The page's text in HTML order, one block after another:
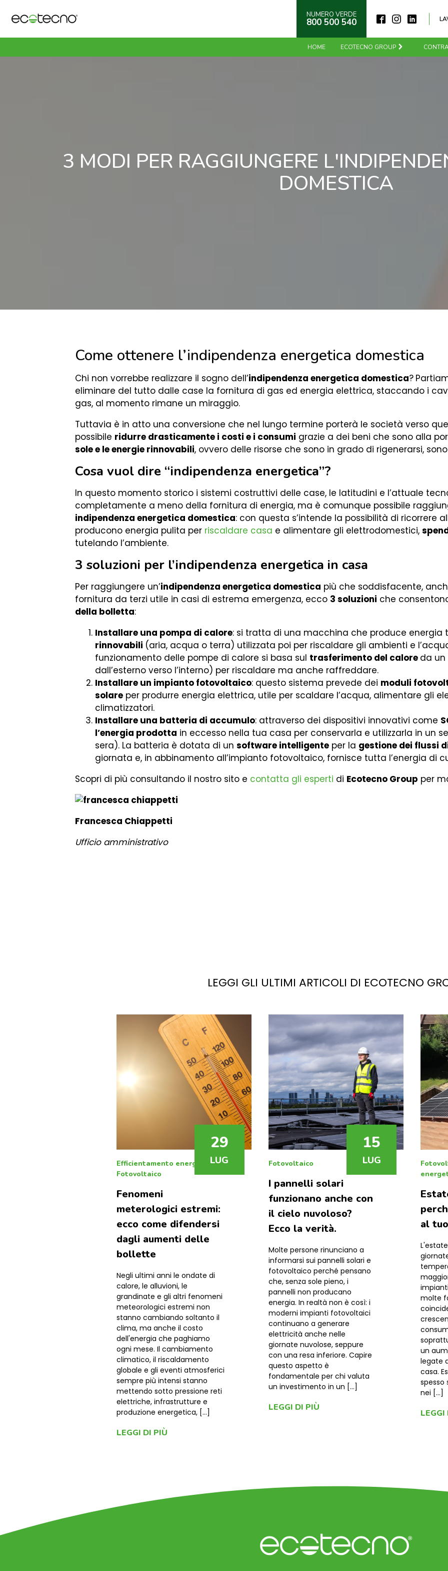
NUMERO VERDE
800 500 540
HOME ECOTECNO GROUP
3 MODI PER RAGGIUNGERE
DOMESTICA
Come ottenere l’indipendenza energetica domestica
Chi non vorrebbe realizzare il sogno dell’indipendenza energetica domestica?
eliminare del tutto dalle case la fornitura di gas ed energia elettrica, staccando i
gas, al momento rimane un miraggio.
Tuttavia è in atto una conversione che nel lungo termine porterà le società verso
possibile ridurre drasticamente i costi e i consumi grazie a dei beni che sono alla
sole e le energie rinnovabili, ovvero delle risorse che sono in grado di rigenerarsi,
Cosa vuol dire “indipendenza energetica”?
In questo momento storico i sistemi costruttivi delle case, le latitudini e l’attuale
completamente a meno della fornitura di energia, ma è comunque possibile
indipendenza energetica domestica: con questa s’intende la possibilità di ricorrere
producono energia pulita per riscaldare casa e alimentare gli elettrodomestici,
tutelando l’ambiente.
3 soluzioni per l’indipendenza energetica in casa
Per raggiungere un’indipendenza energetica domestica più che soddisfacente,
fornitura da terzi utile in casi di estrema emergenza, ecco 3 soluzioni che
della bolletta:
Installare una pompa di calore: si tratta di una macchina che produce energia
rinnovabili (aria, acqua o terra) utilizzata poi per riscaldare gli ambienti e
funzionamento delle pompe di calore si basa sul trasferimento del calore da un
dall’esterno verso l’interno) per riscaldare ma anche raffreddare.
Installare un impianto fotovoltaico: questo sistema prevede dei moduli
solare per produrre energia elettrica, utile per scaldare l’acqua, alimentare gli
climatizzatori.
Installare una batteria di accumulo: attraverso dei dispositivi innovativi come
l’energia prodotta in eccesso nella tua casa per conservarla e utilizzarla in un
sera). La batteria è dotata di unsoftware intelligente per la gestione dei flussi
giornata e, in abbinamento all’impianto fotovoltaico, fornisce tutta l’energia di
Scopri di più consultando il nostro sito e contatta gli esperti di Ecotecno Group per
Francesca Chiappetti
Ufficio amministrativo
Laluce solareè la fonte più abbondante di energia
potenziale sul pianeta. Se sfruttata correttamente,
potrebbe facilmente soddisfare, e superare, la
di elettricità attuale e futura.
LEGGI GLI ULTIMI ARTICOLI DI ECOTECNO
29
LUG
Efficientamento energetico|
Fotovoltaico
Fenomeni
meterologici estremi:
ecco come difendersi
dagli aumenti delle
bollette
Negli ultimi anni le ondate di
calore, le alluvioni, le
grandinate e gli altri fenomeni
meteorologici estremi non
stanno cambiando soltanto il
clima, ma anche il costo
dell'energia che paghiamo
ogni mese. Il cambiamento
climatico, il riscaldamento
globale e gli eventi atmosferici
sempre più intensi stanno
mettendo sotto pressione reti
elettriche, infrastrutture e
produzione energetica, […]
LEGGI DI PIÙ
15
LUG
Fotovoltaico
I pannelli solari
funzionano anche con
il cielo nuvoloso?
Ecco la verità.
Molte persone rinunciano a
informarsi sui pannelli solari e
fotovoltaico perché pensano
che, senza sole pieno, i
pannelli non producano
energia. In realtà non è così: i
moderni impianti fotovoltaici
continuano a generare
elettricità anche nelle
giornate nuvolose, seppure
con una resa inferiore. Capire
questo aspetto è
fondamentale per chi valuta
un investimento in un […]
LEGGI DI PIÙ
al
molte
un
legate
casa.
spesso
nei […]
LEGGI